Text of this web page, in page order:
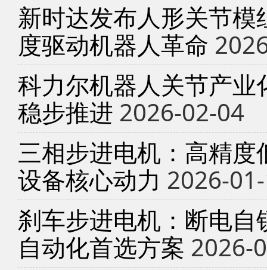
新时达发布人形关节
度驱动机器人革命
科力尔机器人关节产
稳步推进 2026-02-04
三相步进电机：高精
设备核心动力 2026-
刹车步进电机：断电
自动化首选方案 2026-